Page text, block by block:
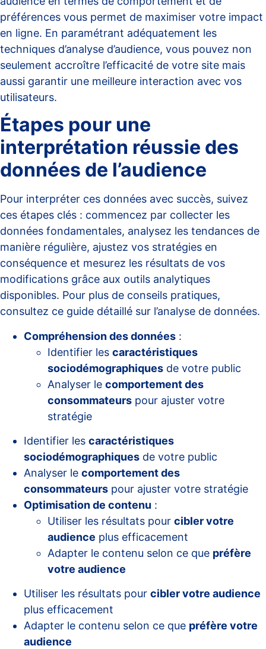
préférences vous permet de maximiser votre impact
en ligne. En paramétrant adéquatement les
techniques d’analyse d’audience, vous pouvez non
seulement accroître l’efficacité de votre site mais
aussi garantir une meilleure interaction avec vos
utilisateurs.
Étapes pour une
interprétation réussie des
données de l’audience
Pour interpréter ces données avec succès, suivez
ces étapes clés : commencez par collecter les
données fondamentales, analysez les tendances de
manière régulière, ajustez vos stratégies en
conséquence et mesurez les résultats de vos
modifications grâce aux outils analytiques
disponibles. Pour plus de conseils pratiques,
consultez ce guide détaillé sur l’analyse de données.
Compréhension des données :
Identifier les caractéristiques
sociodémographiques de votre public
Analyser le comportement des
consommateurs pour ajuster votre
stratégie
Identifier les caractéristiques
sociodémographiques de votre public
Analyser le comportement des
consommateurs pour ajuster votre stratégie
Optimisation de contenu :
Utiliser les résultats pour cibler votre
audience plus efficacement
Adapter le contenu selon ce que préfère
votre audience
Utiliser les résultats pour cibler votre audience
plus efficacement
Adapter le contenu selon ce que préfère votre
audience